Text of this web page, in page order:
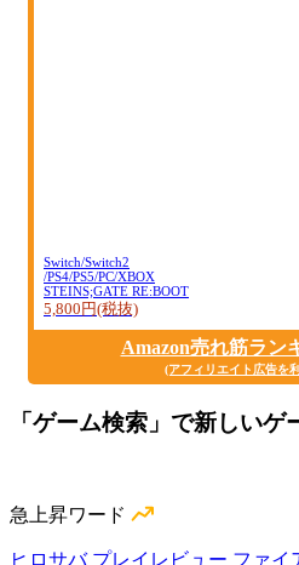
Switch/Switch2
/PS4/PS5/PC/XBOX
STEINS;GATE RE:BOOT
5,800円(税抜)
Amazon売れ筋ラン
(アフィリエイト広告を
「ゲーム検索」で新しいゲ
急上昇ワード
ヒロサバ プレイレビュー ファイ